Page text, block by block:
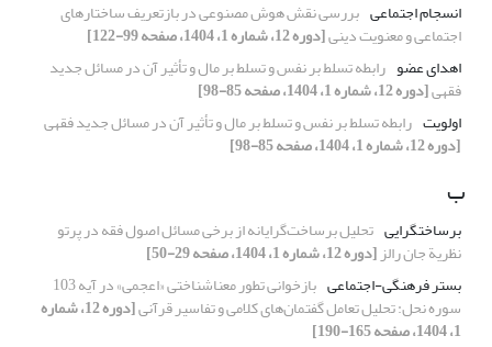
انسجام اجتماعی بررسی نقش هوش مصنوعی در بازتعریف ساختارهای
اجتماعی و معنویت دینی[دوره 12، شماره 1، 1404، صفحه 99-122]
اهدای عضو رابطه تسلط بر نفس و تسلط بر مال و تأثیر آن در مسائل جدید
فقهی[دوره 12، شماره 1، 1404، صفحه 85-98]
اولویت رابطه تسلط بر نفس و تسلط بر مال و تأثیر آن در مسائل جدید فقهی
[دوره 12، شماره 1، 1404، صفحه 85-98]
ب
برساخت‏گرایی تحلیل برساخت‌گرایانه از برخی مسائل اصول فقه در پرتو
نظریة جان رالز[دوره 12، شماره 1، 1404، صفحه 29-50]
بستر فرهنگی-اجتماعی
بازخوانی تطور معناشناختی «اعجمی» در آیه 103
سوره نحل: تحلیل تعامل گفتمان‌های کلامی و تفاسیر قرآنی [دوره 12، شماره
1، 1404، صفحه 165-190]